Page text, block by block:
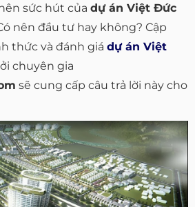
sức hút của dự án Việt Đức
nên đầu tư hay không? Cập
thức và đánh giá dự án Việt
chuyên gia
sẽ cung cấp câu trả lời này cho